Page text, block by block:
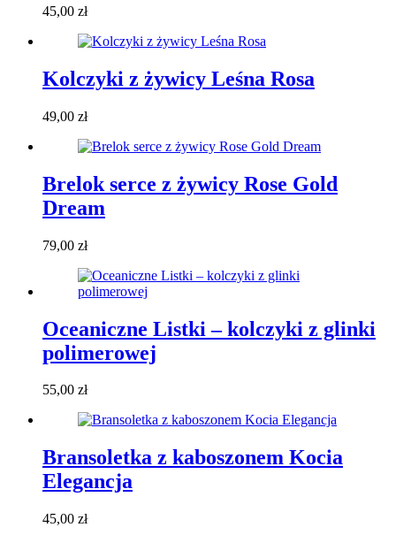
45,00 zł
Kolczyki z żywicy Leśna Rosa
49,00 zł
Brelok serce z żywicy Rose Gold
Dream
79,00 zł
Oceaniczne Listki – kolczyki z glinki
polimerowej
55,00 zł
Bransoletka z kaboszonem Kocia
Elegancja
45,00 zł